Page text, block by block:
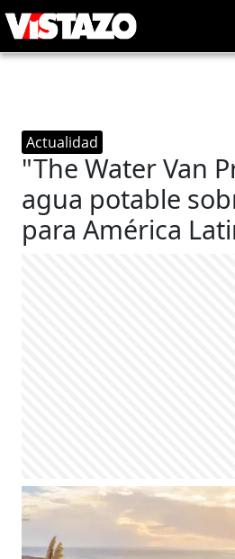
Actualidad
"The Water Van
agua potable
para América